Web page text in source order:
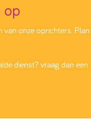
op
onze oprichters. Plan
dienst? vraag dan een